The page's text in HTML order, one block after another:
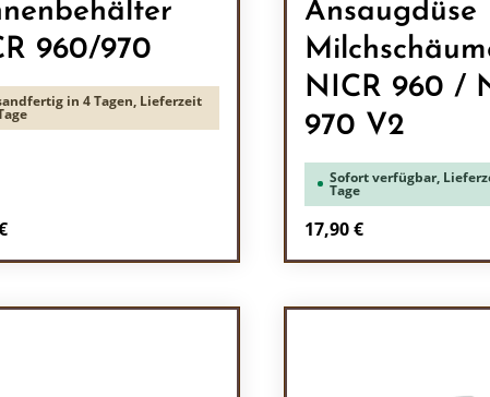
960/970
in 4 Tagen, Lieferzeit
Preis:
Ansaugdüse
NICR 960 /
970 V2
Sofort verfügbar,
Tage
Regulärer Preis:
17,90 €